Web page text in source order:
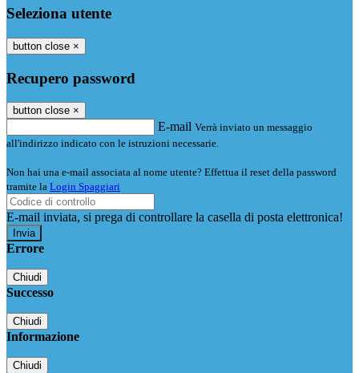
Seleziona utente
button close ×
Recupero password
button close ×
E-mail Verrà inviato un messaggio
all'indirizzo indicato con le istruzioni necessarie.
Non hai una e-mail associata al nome utente? Effettua il reset della password
tramite la Login Spaggiari
E-mail inviata, si prega di controllare la casella di posta elettronica!
Errore
Chiudi
Successo
Chiudi
Informazione
Chiudi